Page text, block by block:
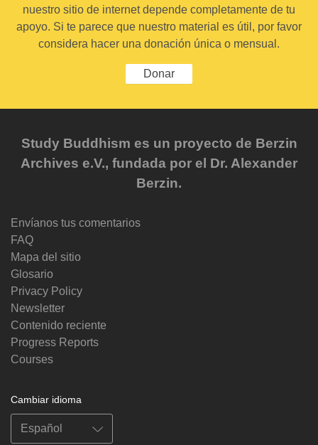
nuestro sitio de internet depende completamente de tu
apoyo. Si te parece que nuestro material es útil, por favor
considera hacer una donación única o mensual.
Donar
Study Buddhism es un proyecto de Berzin
Archives e.V., fundada por el Dr. Alexander
Berzin.
Envíanos tus comentarios
FAQ
Mapa del sitio
Glosario
Privacy Policy
Newsletter
Contenido reciente
Progress Reports
Courses
Cambiar idioma